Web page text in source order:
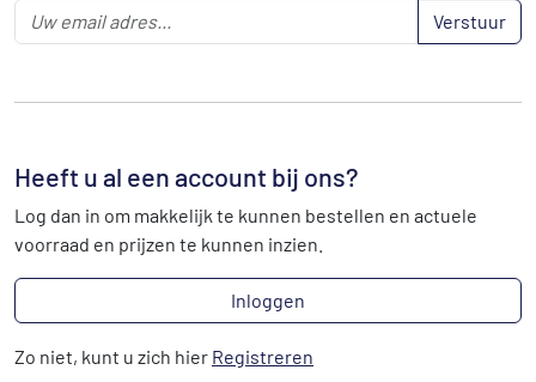
Verstuur
Heeft u al een account bij ons?
Log dan in om makkelijk te kunnen bestellen en actuele
voorraad en prijzen te kunnen inzien.
Inloggen
Zo niet, kunt u zich hier Registreren